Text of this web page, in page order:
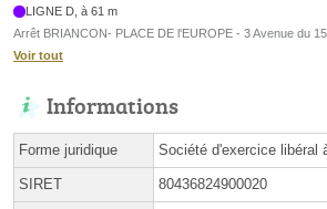
LIGNE D, à 61 m
Arrêt BRIANCON- PLACE DE l'EUROPE - 3 Avenue du
Voir tout
Informations
Forme juridique Société d'exercice libéral
SIRET 80436824900020